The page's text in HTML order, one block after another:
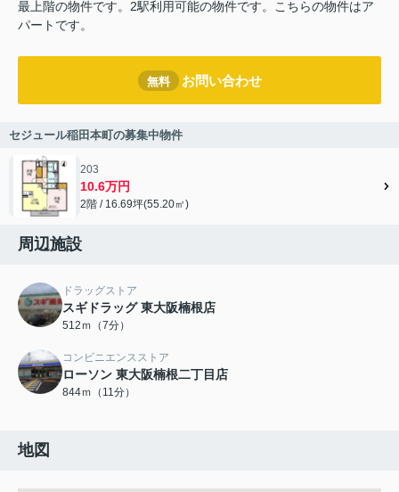
最上階の物件です。2駅利用可能の物件です。こちらの物件はア
パートです。
無料 お問い合わせ
セジュール稲田本町の募集中物件
203
10.6万円
2階 / 16.69坪(55.20㎡)
周辺施設
ドラッグストア
スギドラッグ 東大阪楠根店
512ｍ（7分）
コンビニエンスストア
ローソン 東大阪楠根二丁目店
844ｍ（11分）
地図